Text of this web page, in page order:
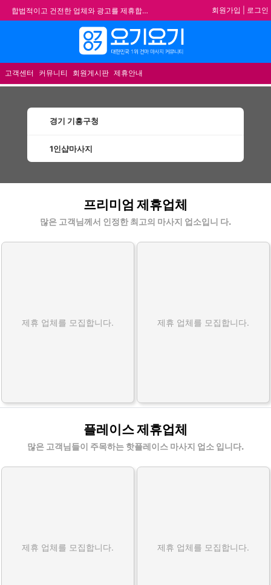
합법적이고 건전한 업체와 광고를 제휴합니다.
★요기요기 설 연휴 휴무 안내★
★ 요기요기 업체회원 안내사항 ★
불건전한 게시글은 삭제 및 회원탈퇴 됩니다.
회원가입 로그인
고객센터 커뮤니티 회원게시판 제휴안내
경기 기흥구청
1인샵마사지
프리미엄 제휴업체
많은 고객님께서 인정한 최고의 마사지 업소입니 다.
제휴 업체를 모집합니다. 제휴 업체를 모집합니다.
플레이스 제휴업체
많은 고객님들이 주목하는 핫플레이스 마사지 업소 입니다.
제휴 업체를 모집합니다. 제휴 업체를 모집합니다.